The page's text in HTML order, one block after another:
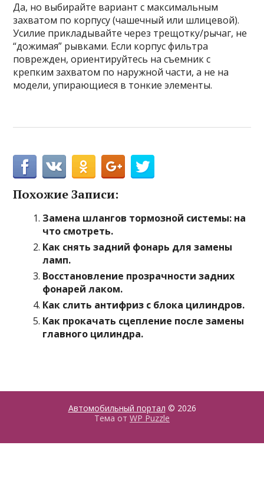
Да, но выбирайте вариант с максимальным
захватом по корпусу (чашечный или шлицевой).
Усилие прикладывайте через трещотку/рычаг, не
“дожимая” рывками. Если корпус фильтра
поврежден, ориентируйтесь на съемник с
крепким захватом по наружной части, а не на
модели, упирающиеся в тонкие элементы.
Похожие Записи:
Замена шлангов тормозной системы: на
что смотреть.
Как снять задний фонарь для замены
ламп.
Восстановление прозрачности задних
фонарей лаком.
Как слить антифриз с блока цилиндров.
Как прокачать сцепление после замены
главного цилиндра.
Автомобильный портал © 2026
Тема от WP Puzzle